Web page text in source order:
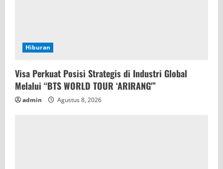
Hiburan
Visa Perkuat Posisi Strategis di Industri Global
Melalui “BTS WORLD TOUR ‘ARIRANG'”
admin Agustus 8, 2026